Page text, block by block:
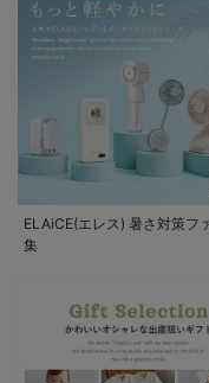
ELAiCE(エレス) 暑さ対策フ
集